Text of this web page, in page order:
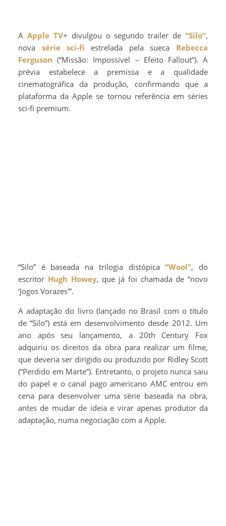
Apple TV+ divulgou o segundo trailer de “Silo”,
nova série sci-fi estrelada pela sueca Rebecca
Ferguson (“Missão: Impossível – Efeito Fallout”). A
prévia estabelece a premissa e a qualidade
cinematográfica da produção, confirmando que a
plataforma da Apple se tornou referência em séries
sci-fi premium.
“Silo” é baseada na trilogia distópica“Wool”, do
escritor Hugh Howey, que já foi chamada de “novo
‘Jogos Vorazes'”.
A adaptação do livro (lançado no Brasil com o título
de “Silo”) está em desenvolvimento desde 2012. Um
ano após seu lançamento, a 20th Century Fox
adquiriu os direitos da obra para realizar um filme,
que deveria ser dirigido ou produzido por Ridley Scott
(“Perdido em Marte”). Entretanto, o projeto nunca saiu
do papel e o canal pago americano AMC entrou em
cena para desenvolver uma série baseada na obra,
antes de mudar de ideia e virar apenas produtor da
adaptação, numa negociação com a Apple.